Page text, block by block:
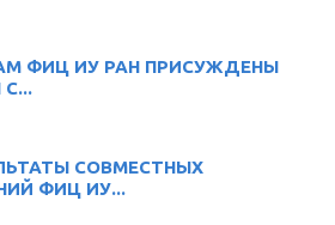
ФИЦ ИУ РАН ПРИСУЖДЕНЫ
СОВМЕСТНЫХ
ФИЦ ИУ...